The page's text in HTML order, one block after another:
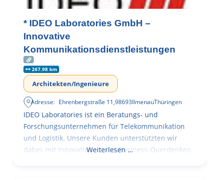
* IDEO Laboratories GmbH –
Innovative
Kommunikationsdienstleistungen
267.98 km
Architekten/Ingenieure
Adresse: Ehrenbergstraße 11,98693IlmenauThüringen
IDEO Laboratories ist ein Beratungs- und
Forschungsunternehmen für Telekommunikation
und Logistik. Unsere Kunden unterstützten wir
dabei, mit Innovationen und Business-Querdenken
Weiterlesen …